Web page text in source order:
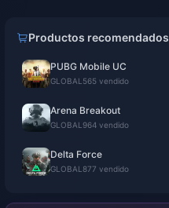
Productos recomendados
PUBG Mobile UC
GLOBAL 565 vendido
Arena Breakout
GLOBAL 964 vendido
Delta Force
GLOBAL 877 vendido